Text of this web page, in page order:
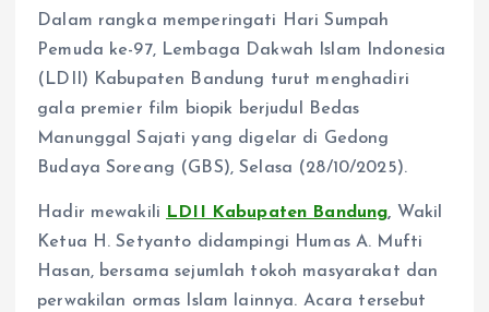
Dalam rangka memperingati Hari Sumpah
Pemuda ke-97, Lembaga Dakwah Islam Indonesia
(LDII) Kabupaten Bandung turut menghadiri
gala premier film biopik berjudul Bedas
Manunggal Sajati yang digelar di Gedong
Budaya Soreang (GBS), Selasa (28/10/2025).
Hadir mewakili LDII Kabupaten Bandung, Wakil
Ketua H. Setyanto didampingi Humas A. Mufti
Hasan, bersama sejumlah tokoh masyarakat dan
perwakilan ormas Islam lainnya. Acara tersebut